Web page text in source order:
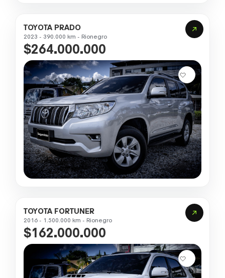
TOYOTA PRADO
2023 - 390.000 km - Rionegro
$264.000.000
TOYOTA FORTUNER
2016 - 1.500.000 km - Rionegro
$162.000.000